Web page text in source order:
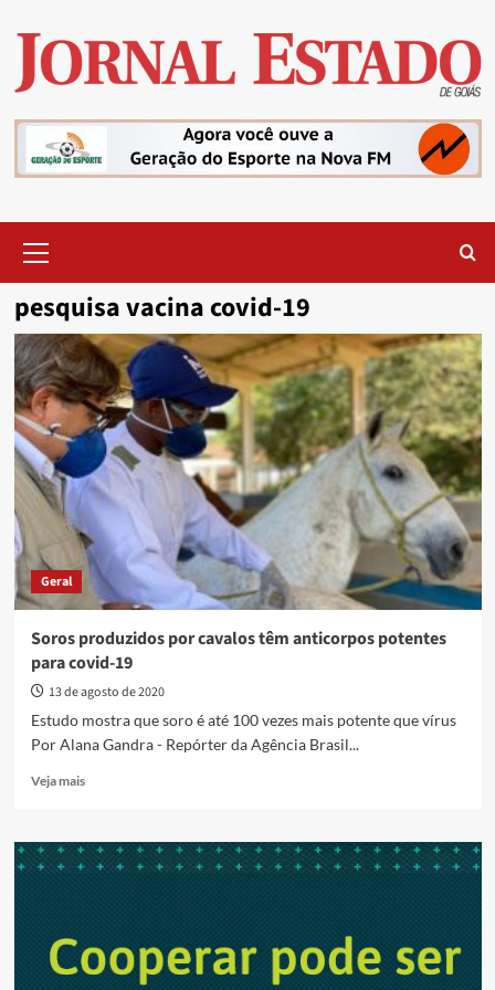
content
Menu
pesquisa vacina covid-19
Geral
Soros produzidos por cavalos têm anticorpos potentes
para covid-19
13 de agosto de 2020
Estudo mostra que soro é até 100 vezes mais potente que vírus
Por Alana Gandra - Repórter da Agência Brasil...
Veja maisRead
Soros
produzidos
anticorpos
potentes